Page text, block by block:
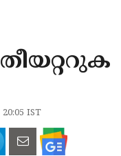
തീയറ്ററുക
20:05 IST